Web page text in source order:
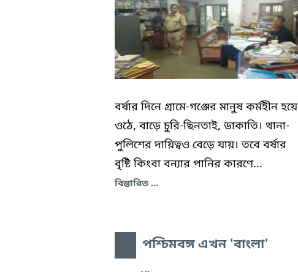
বর্ষার দিনে গ্রামে-গঞ্জের মানুষ কর্মহীন হয়ে
ওঠে, বাড়ে চুরি-ছিনতাই, ডাকাতি। থানা-
পুলিশের দায়িত্বও বেড়ে যায়। তবে বর্ষার
বৃষ্টি কিংবা বন্যার পানির কারণে...
বিস্তারিত ...
পশ্চিমবঙ্গ এখন 'বাংলা'